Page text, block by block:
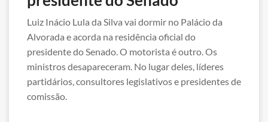
Luiz Inácio Lula da Silva vai dormir no Palácio da
Alvorada e acorda na residência oficial do
presidente do Senado. O motorista é outro. Os
ministros desapareceram. No lugar deles, líderes
partidários, consultores legislativos e presidentes de
comissão.